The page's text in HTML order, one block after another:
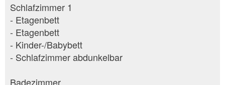
Schlafzimmer 1
- Etagenbett
- Etagenbett
- Kinder-/Babybett
- Schlafzimmer abdunkelbar
Badezimmer